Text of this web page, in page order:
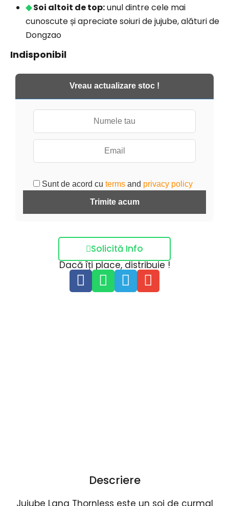
◆Soi altoit de top:unul dintre cele mai
cunoscute și apreciate soiuri de jujube, alături de
Dongzao
Indisponibil
Vreau actualizare stoc !
Sunt de acord cu terms and privacy policy
Trimite acum
Solicită Info
Dacă îți place, distribuie !
Descriere
Jujube Lang Thornless este un soi de curmal